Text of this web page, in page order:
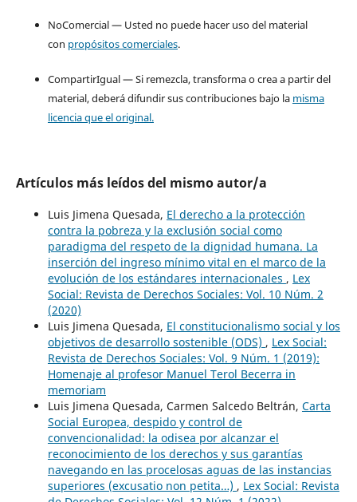
NoComercial — Usted no puede hacer uso del material
con propósitos comerciales.
CompartirIgual — Si remezcla, transforma o crea a partir del
material, deberá difundir sus contribuciones bajo la misma
licencia que el original.
Artículos más leídos del mismo autor/a
Luis Jimena Quesada, El derecho a la protección
contra la pobreza y la exclusión social como
paradigma del respeto de la dignidad humana. La
inserción del ingreso mínimo vital en el marco de la
evolución de los estándares internacionales , Lex
Social: Revista de Derechos Sociales: Vol. 10 Núm. 2
(2020)
Luis Jimena Quesada, El constitucionalismo social y los
objetivos de desarrollo sostenible (ODS) , Lex Social:
Revista de Derechos Sociales: Vol. 9 Núm. 1 (2019):
Homenaje al profesor Manuel Terol Becerra in
memoriam
Luis Jimena Quesada, Carmen Salcedo Beltrán, Carta
Social Europea, despido y control de
convencionalidad: la odisea por alcanzar el
reconocimiento de los derechos y sus garantías
navegando en las procelosas aguas de las instancias
superiores (excusatio non petita…) , Lex Social: Revista